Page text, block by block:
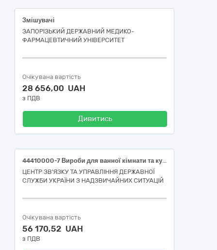
Змішувачі
ЗАПОРІЗЬКИЙ ДЕРЖАВНИЙ МЕДИКО-
ФАРМАЦЕВТИЧНИЙ УНІВЕРСИТЕТ
Очікувана вартість
28 656,00 UAH
з ПДВ
Дивитись
44410000-7 Вироби для ванної кімнати та кухні
ЦЕНТР ЗВ'ЯЗКУ ТА УПРАВЛІННЯ ДЕРЖАВНОЇ
СЛУЖБИ УКРАЇНИ З НАДЗВИЧАЙНИХ СИТУАЦІЙ
Очікувана вартість
56 170,52 UAH
з ПДВ